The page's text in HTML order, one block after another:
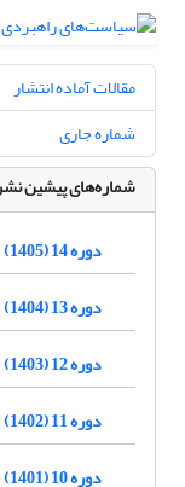
مقالات آماده انتشار
شماره جاری
شماره‌های پیشین
دوره 14 (1405)
دوره 13 (1404)
دوره 12 (1403)
دوره 11 (1402)
دوره 10 (1401)